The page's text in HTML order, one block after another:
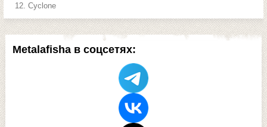
Metalafisha в соцсетях:
Cyclone